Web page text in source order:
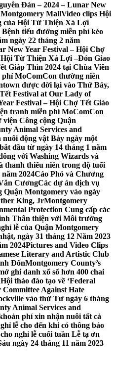
Đán – 2024 – Lunar New
MallVideo clips Hội
của Hội Từ Thiện Xá Lợi
tiểu đường miễn phí kéo
ngày 22 tháng 2 năm
New Year Festival – Hội Chợ
Từ Thiện Xá Lợi –Đón Giao
Giáp Thìn 2024 tại Chùa Viên
MoComCon thường niên
được dời lại vào Thứ Bảy,
Festival at Our Lady of
Festival – Hội Chợ Tết Giáo
tranh miễn phí MoComCon
Công cộng Quận
Animal Services and
động vật Bảy ngày một
đầu từ ngày 14 tháng 1 năm
với Washing Wizards và
thanh thiếu niên trong độ tuổi
2024Cáo Phó và Chương
CươngCác dự án dịch vụ
Quận Montgomery vào ngày
King, JrMontgomery
Protection Cung cấp các
Thân thiện với Môi trường
lễ của Quận Montgomery
ngày 31 tháng 12 Năm 2023
2024Pictures and Video Clips
Literary and Artistic Club
ĐốnMontgomery County’s
ghi danh xổ số hơn 400 chai
Hội thảo đào tạo về ‘Federal
Committee Against Hate
vào thứ Tư ngày 6 tháng
Animal Services and
phí xin nhận nuôi tất cả
lễ cho đến khi có thông báo
nghỉ lễ cuối tuần Lễ tạ ơn
ngày 24 tháng 11 năm 2023